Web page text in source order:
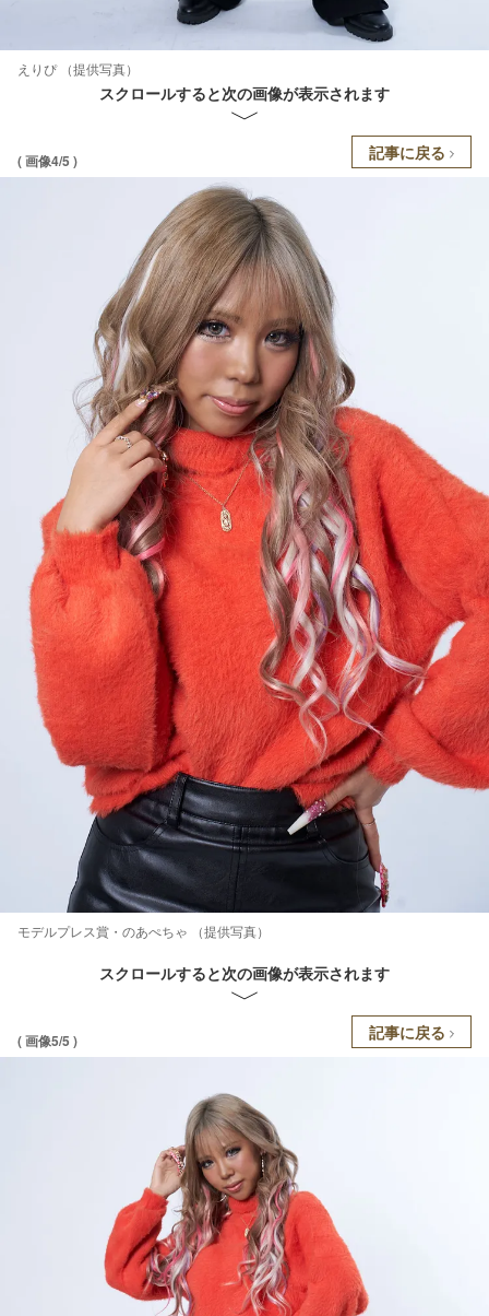
えりぴ （提供写真）
スクロールすると次の画像が表示されます
( 画像4/5 ) 記事に戻る
モデルプレス賞・のあぺちゃ （提供写真）
スクロールすると次の画像が表示されます
( 画像5/5 ) 記事に戻る